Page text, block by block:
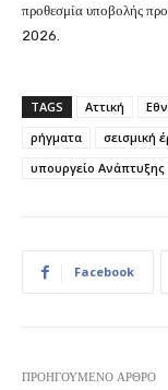
προθεσμία υποβολής
2026.
TAGS Αττική
ρήγματα
σεισμική
υπουργείο Ανάπτυξης
Facebook
ΠΡΟΗΓΟΎΜΕΝΟ ΆΡΘΡΟ